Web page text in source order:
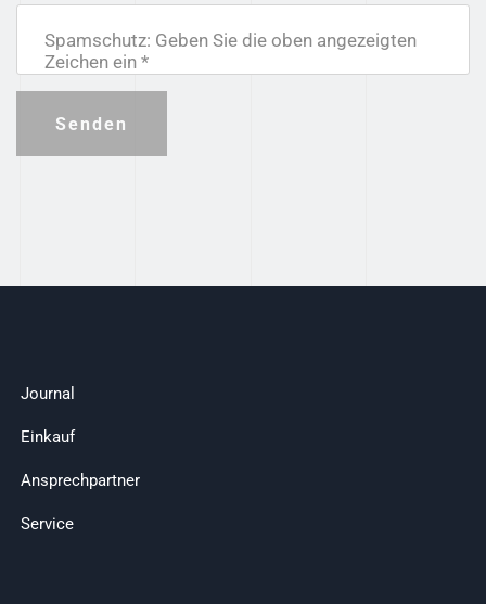
Spamschutz: Geben Sie die oben angezeigten
Zeichen ein *
Senden
Journal
Einkauf
Ansprechpartner
Service